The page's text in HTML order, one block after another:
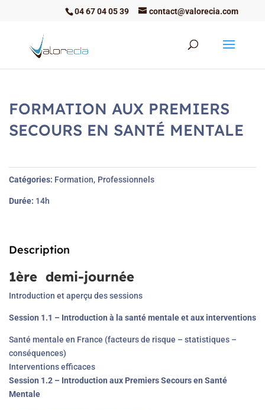
04 67 04 05 39 contact@valorecia.com
FORMATION AUX PREMIERS
SECOURS EN SANTÉ MENTALE
Catégories Formation Professionnels
Durée 14h
Description
1ère demi-journée
Introduction et aperçu des sessions
Session 1.1 – Introduction à la santé mentale et aux interventions
Santé mentale en France (facteurs de risque – statistiques –
conséquences)
Interventions efficaces
Session 1.2 – Introduction aux Premiers Secours en Santé
Mentale